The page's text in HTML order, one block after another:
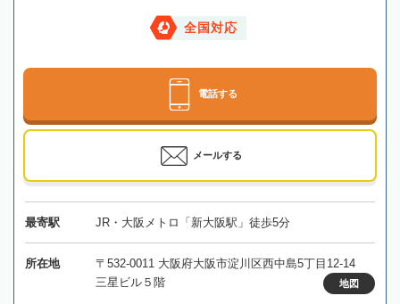
全国対応
電話する
メールする
最寄駅 JR・大阪メトロ「新大阪駅」徒歩5分
所在地
〒532-0011 大阪府大阪市淀川区西中島5丁目12-14
三星ビル５階
地図